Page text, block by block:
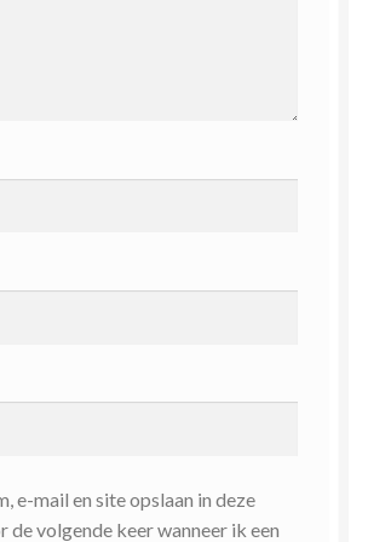
e-mail en site opslaan in deze
de volgende keer wanneer ik een